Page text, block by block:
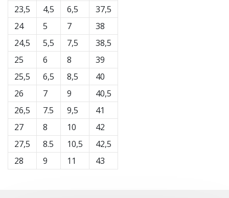
23,5
24
24,5
25
25,5
26
26,5
27
27,5
28
4,5
5
5,5
6
6,5
7
7.5
8
8.5
9
6,5
7
7,5
8
8,5
9
9,5
10
10,5
11
37,5
38
38,5
39
40
40,5
41
42
42,5
43